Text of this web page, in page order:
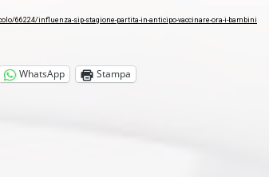
66224/influenza-sip-stagione-partita-in-anticipo-vaccinare-ora-i-bambini
WhatsApp Stampa